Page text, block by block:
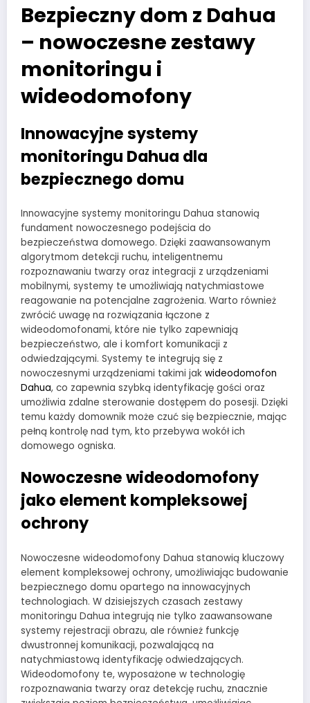
Bezpieczny dom z Dahua
– nowoczesne zestawy
monitoringu i
wideodomofony
Innowacyjne systemy
monitoringu Dahua dla
bezpiecznego domu
Innowacyjne systemy monitoringu Dahua stanowią
fundament nowoczesnego podejścia do
bezpieczeństwa domowego. Dzięki zaawansowanym
algorytmom detekcji ruchu, inteligentnemu
rozpoznawaniu twarzy oraz integracji z urządzeniami
mobilnymi, systemy te umożliwiają natychmiastowe
reagowanie na potencjalne zagrożenia. Warto również
zwrócić uwagę na rozwiązania łączone z
wideodomofonami, które nie tylko zapewniają
bezpieczeństwo, ale i komfort komunikacji z
odwiedzającymi. Systemy te integrują się z
nowoczesnymi urządzeniami takimi jak wideodomofon
Dahua, co zapewnia szybką identyfikację gości oraz
umożliwia zdalne sterowanie dostępem do posesji. Dzięki
temu każdy domownik może czuć się bezpiecznie, mając
pełną kontrolę nad tym, kto przebywa wokół ich
domowego ogniska.
Nowoczesne wideodomofony
jako element kompleksowej
ochrony
Nowoczesne wideodomofony Dahua stanowią kluczowy
element kompleksowej ochrony, umożliwiając budowanie
bezpiecznego domu opartego na innowacyjnych
technologiach. W dzisiejszych czasach zestawy
monitoringu Dahua integrują nie tylko zaawansowane
systemy rejestracji obrazu, ale również funkcję
dwustronnej komunikacji, pozwalającą na
natychmiastową identyfikację odwiedzających.
Wideodomofony te, wyposażone w technologię
rozpoznawania twarzy oraz detekcję ruchu, znacznie